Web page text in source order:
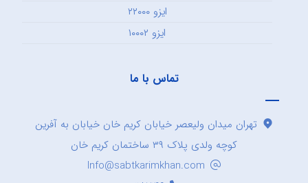
ایزو ۲۲۰۰۰
ایزو ۱۰۰۰۲
تماس با ما
تهران میدان ولیعصر خیابان کریم خان خیابان به آفرین
کوچه ولدی پلاک ۳۹ ساختمان کریم خان
Info@sabtkarimkhan.com